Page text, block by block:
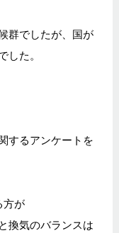
でしたが、 国が
た。
するアンケートを
方が
換気のバランスは